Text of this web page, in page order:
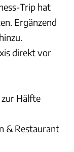
Trip hat
Ergänzend
direkt vor
Hälfte
& Restaurant